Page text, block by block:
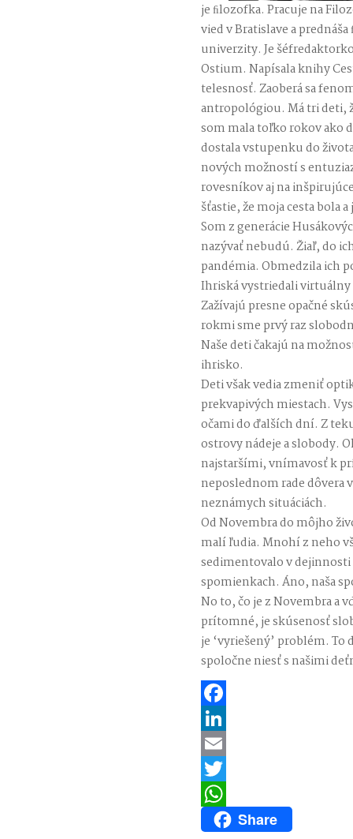
je ﬁlozofka. Pracuje na
vied v Bratislave a
univerzity. Je
Ostium. Napísala knihy
telesnosť. Zaoberá sa
antropológiou. Má tri deti,
som mala toľko rokov ako
dostala vstupenku do
nových možností s
rovesníkov aj na
šťastie, že moja cesta bola
Som z generácie
nazývať nebudú. Žiaľ, do
pandémia. Obmedzila ich
Ihriská vystriedali
Zažívajú presne opačné
rokmi sme prvý raz
Naše deti čakajú na
ihrisko.
Deti však vedia zmeniť
prekvapivých miestach.
očami do ďalších dní. Z
ostrovy nádeje a slobody.
najstaršími, vnímavosť k
neposlednom rade dôvera
neznámych situáciách.
Od Novembra do môjho
malí ľudia. Mnohí z neho
sedimentovalo v
spomienkach. Áno, naša
No to, čo je z Novembra a
prítomné, je skúsenosť
je ‘vyriešený’ problém.
spoločne niesť s našimi
Facebook
LinkedIn
Email
Twitter
WhatsAppShare